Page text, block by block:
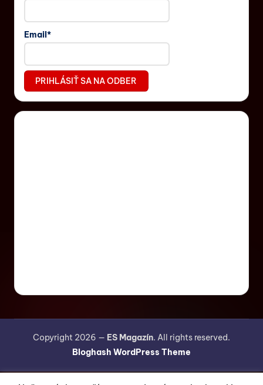
Email*
Copyright 2026 — ES Magazín. All rights reserved.
Bloghash WordPress Theme